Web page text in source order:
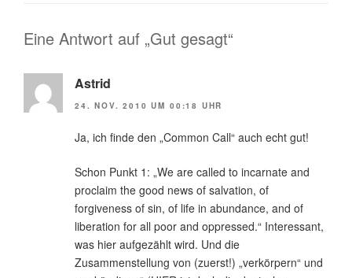
Eine Antwort auf „Gut gesagt“
Astrid
24. NOV. 2010 UM 00:18 UHR
Ja, ich finde den „Common Call“ auch echt gut!
Schon Punkt 1: „We are called to incarnate and
proclaim the good news of salvation, of
forgiveness of sin, of life in abundance, and of
liberation for all poor and oppressed.“ Interessant,
was hier aufgezählt wird. Und die
Zusammenstellung von (zuerst!) „verkörpern“ und